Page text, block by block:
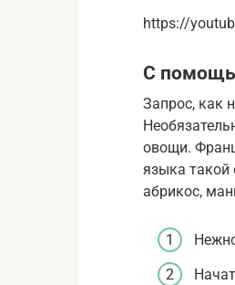
https://
С
Запрос, как
овощи.
языка такой
абрикос,